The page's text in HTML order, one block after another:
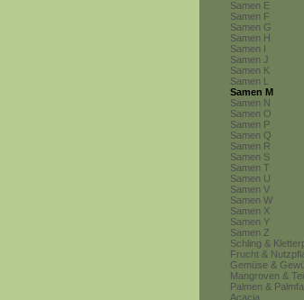
Samen E
Samen F
Samen G
Samen H
Samen I
Samen J
Samen K
Samen L
Samen M
Samen N
Samen O
Samen P
Samen Q
Samen R
Samen S
Samen T
Samen U
Samen V
Samen W
Samen X
Samen Y
Samen Z
Schling &
Frucht &
Gemüse &
Mangroven &
Palmen &
Acacia